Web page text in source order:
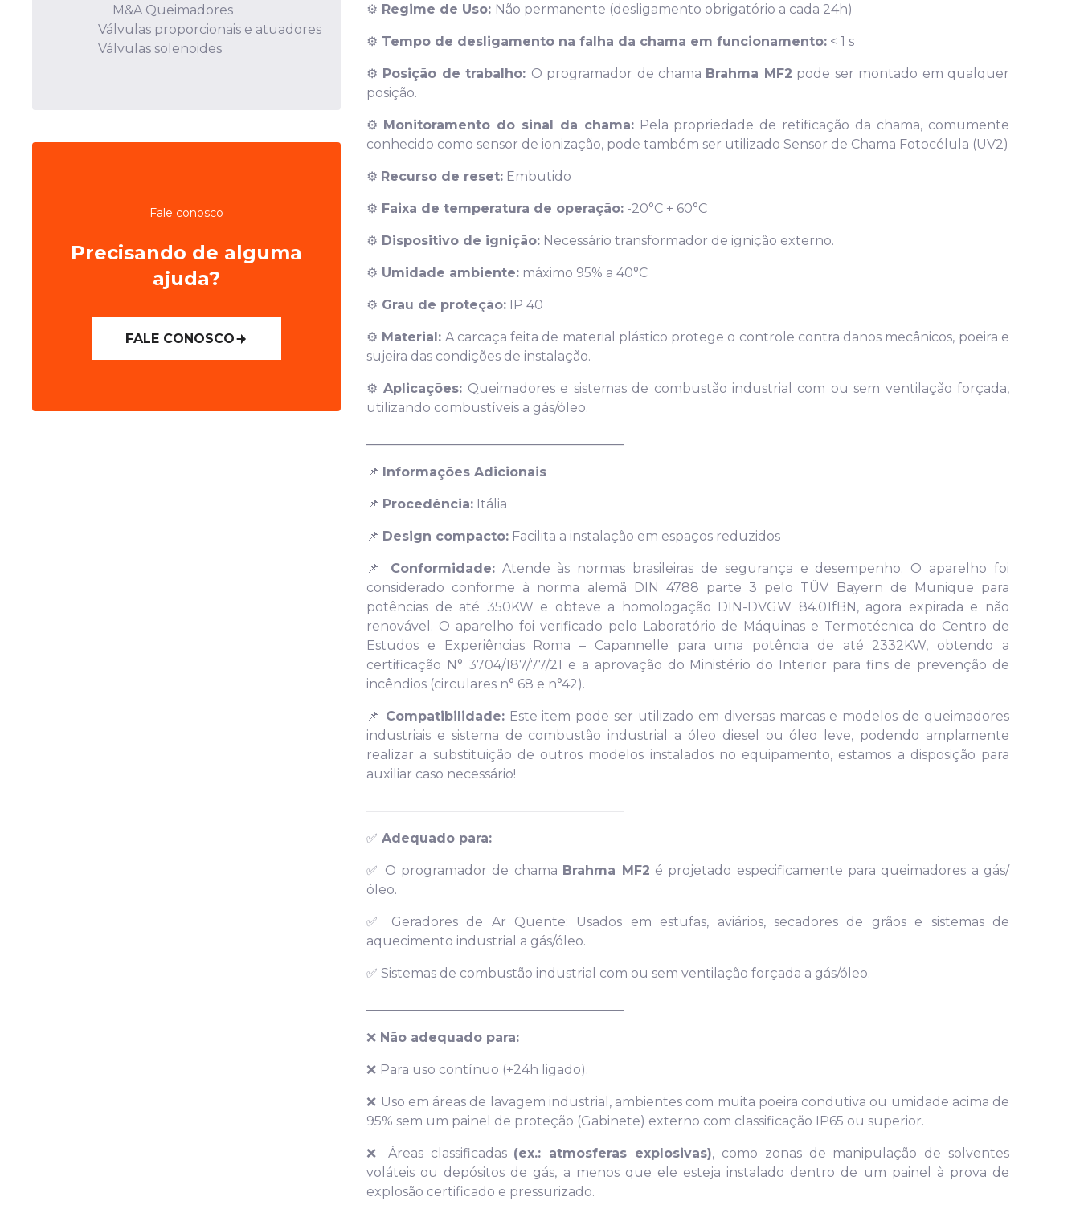
M&A Queimadores
Válvulas proporcionais e atuadores
Válvulas solenoides
Fale conosco
Precisando de alguma
ajuda?
FALE CONOSCO
⚙️ Regime de Uso: Não permanente (desligamento obrigatório a cada 24h)
⚙️ Tempo de desligamento na falha da chama em funcionamento: < 1 s
⚙️ Posição de trabalho: O programador de chama Brahma MF2 pode ser montado em qualquer
posição.
⚙️ Monitoramento do sinal da chama:Pela propriedade de retificação da chama, comumente
conhecido como sensor de ionização, pode também ser utilizado Sensor de Chama Fotocélula (UV2)
⚙️ Recurso de reset: Embutido
⚙️ Faixa de temperatura de operação: -20°C + 60°C
⚙️ Dispositivo de ignição: Necessário transformador de ignição externo.
⚙️ Umidade ambiente: máximo 95% a 40°C
⚙️ Grau de proteção: IP 40
⚙️ Material: A carcaça feita de material plástico protege o controle contra danos mecânicos, poeira e
sujeira das condições de instalação.
⚙️ Aplicações: Queimadores e sistemas de combustão industrial com ou sem ventilação forçada,
utilizando combustíveis a gás/óleo.
📌 Informações Adicionais
📌 Procedência: Itália
📌 Design compacto: Facilita a instalação em espaços reduzidos
📌 Conformidade:Atende às normas brasileiras de segurança e desempenho. O aparelho foi
considerado conforme à norma alemã DIN 4788 parte 3 pelo TÜV Bayern de Munique para
potências de até 350KW e obteve a homologação DIN-DVGW 84.01fBN, agora expirada e não
renovável. O aparelho foi verificado pelo Laboratório de Máquinas e Termotécnica do Centro de
Estudos e Experiências Roma – Capannelle para uma potência de até 2332KW, obtendo a
certificação N° 3704/187/77/21 e a aprovação do Ministério do Interior para fins de prevenção de
incêndios (circulares n° 68 e n°42).
📌 Compatibilidade:Este item pode ser utilizado em diversas marcas e modelos de queimadores
industriais e sistema de combustão industrial a óleo diesel ou óleo leve, podendo amplamente
realizar a substituição de outros modelos instalados no equipamento, estamos a disposição para
auxiliar caso necessário!
✅ Adequado para:
✅ O programador de chama Brahma MF2 é projetado especificamente para queimadores a gás/
óleo.
✅ Geradores de Ar Quente: Usados em estufas, aviários, secadores de grãos e sistemas de
aquecimento industrial a gás/óleo.
✅ Sistemas de combustão industrial com ou sem ventilação forçada a gás/óleo.
❌ Não adequado para:
❌ Para uso contínuo (+24h ligado).
❌ Uso em áreas de lavagem industrial, ambientes com muita poeira condutiva ou umidade acima de
95% sem um painel de proteção (Gabinete) externo com classificação IP65 ou superior.
❌ Áreas classificadas (ex.: atmosferas explosivas), como zonas de manipulação de solventes
voláteis ou depósitos de gás, a menos que ele esteja instalado dentro de um painel à prova de
explosão certificado e pressurizado.